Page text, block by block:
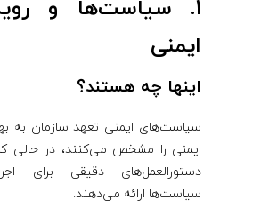
1. سیاست‌ها و
ایمنی
اینها چه هستند؟
سیاست‌های ایمنی تعهد سازمان به
ایمنی را مشخص می‌کنند، در حالی
دستورالعمل‌های دقیقی برای
سیاست‌ها ارائه می‌دهند.